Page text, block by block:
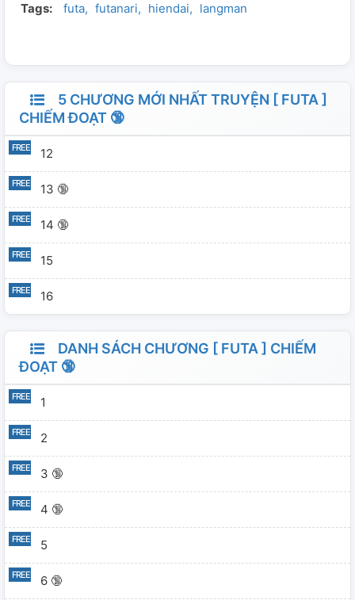
Tags: futa futanari hiendai langman
5 CHƯƠNG MỚI NHẤT TRUYỆN [ FUTA ]
CHIẾM ĐOẠT 🔞
12
13 🔞
14 🔞
15
16
DANH SÁCH CHƯƠNG [ FUTA ] CHIẾM
ĐOẠT 🔞
1
2
3 🔞
4 🔞
5
6 🔞